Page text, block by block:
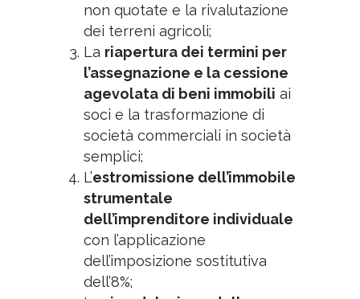
non quotate e la rivalutazione
dei terreni agricoli;
La riapertura dei termini per
l’assegnazione e la cessione
agevolata di beni immobili ai
soci e la trasformazione di
società commerciali in società
semplici;
L’estromissione dell’immobile
strumentale
dell’imprenditore individuale
con l’applicazione
dell’imposizione sostitutiva
dell’8%;